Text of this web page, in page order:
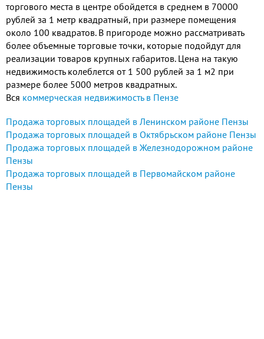
торгового места в центре обойдется в среднем в 70000
рублей за 1 метр квадратный, при размере помещения
около 100 квадратов. В пригороде можно рассматривать
более объемные торговые точки, которые подойдут для
реализации товаров крупных габаритов. Цена на такую
недвижимость колеблется от 1 500 рублей за 1 м2 при
размере более 5000 метров квадратных.
Вся коммерческая недвижимость в Пензе
Продажа торговых площадей в Ленинском районе Пензы
Продажа торговых площадей в Октябрьском районе Пензы
Продажа торговых площадей в Железнодорожном районе
Пензы
Продажа торговых площадей в Первомайском районе
Пензы